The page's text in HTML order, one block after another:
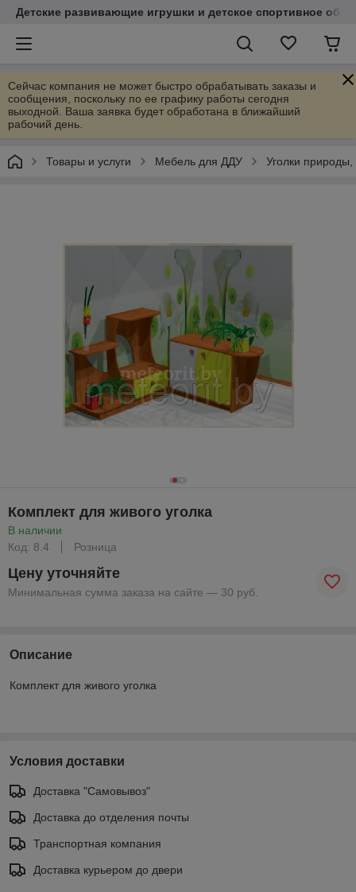
Детские развивающие игрушки и детское спортивное
Сейчас компания не может быстро обрабатывать заказы и
сообщения, поскольку по ее графику работы сегодня
выходной. Ваша заявка будет обработана в ближайший
рабочий день.
Товары и услуги Мебель для ДДУ Уголки
Комплект для живого уголка
В наличии
Код: 8.4
Розница
Цену уточняйте
Минимальная сумма заказа на сайте — 30 руб.
Описание
Комплект для живого уголка
Условия доставки
Доставка "Самовывоз"
Доставка до отделения почты
Транспортная компания
Доставка курьером до двери